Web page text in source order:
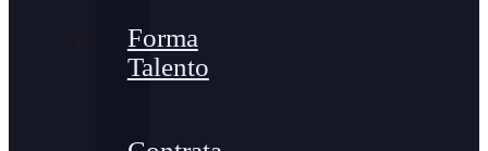
Forma
Talento